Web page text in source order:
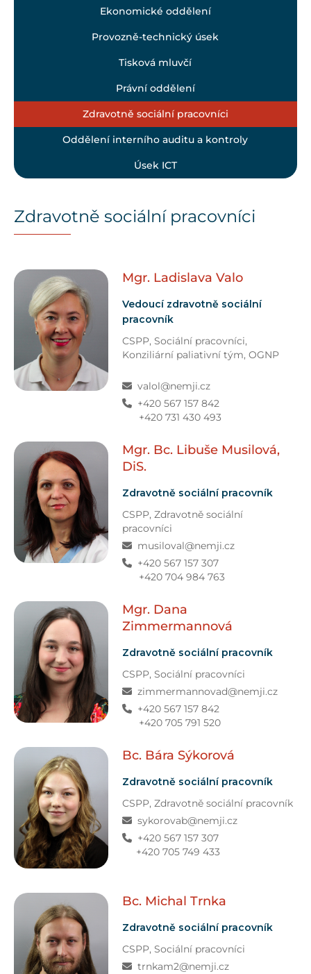
Ekonomické oddělení
Provozně-technický úsek
Tisková mluvčí
Právní oddělení
Zdravotně sociální pracovníci
Oddělení interního auditu a kontroly
Úsek ICT
Zdravotně sociální pracovníci
Mgr. Ladislava Valo
Vedoucí zdravotně sociální
pracovník
CSPP, Sociální pracovníci,
Konziliární paliativní tým, OGNP
valol@nemji.cz
+420 567 157 842
+420 731 430 493
Mgr. Bc. Libuše Musilová,
DiS.
Zdravotně sociální pracovník
CSPP, Zdravotně sociální
pracovníci
musiloval@nemji.cz
+420 567 157 307
+420 704 984 763
Mgr. Dana
Zimmermannová
Zdravotně sociální pracovník
CSPP, Sociální pracovníci
zimmermannovad@nemji.cz
+420 567 157 842
+420 705 791 520
Bc. Bára Sýkorová
Zdravotně sociální pracovník
CSPP, Zdravotně sociální pracovník
sykorovab@nemji.cz
+420 567 157 307
+420 705 749 433
Bc. Michal Trnka
Zdravotně sociální pracovník
CSPP, Sociální pracovníci
trnkam2@nemji.cz